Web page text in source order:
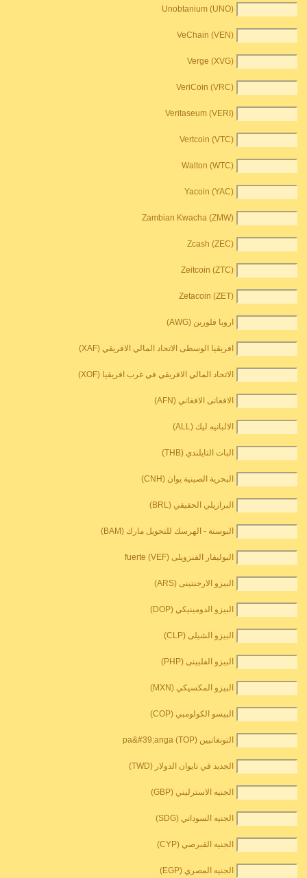
Unobtanium (UNO)
VeChain (VEN)
Verge (XVG)
VeriCoin (VRC)
Veritaseum (VERI)
Vertcoin (VTC)
Walton (WTC)
Yacoin (YAC)
Zambian Kwacha (ZMW)
Zcash (ZEC)
Zeitcoin (ZTC)
Zetacoin (ZET)
اروبا فلورين (AWG)
افريقيا الوسطى الاتحاد المالي الافريقي (XAF)
الاتحاد المالي الافريقي في غرب افريقيا (XOF)
الافغانى الافغاني (AFN)
الالبانيه ليك (ALL)
البات التايلندي (THB)
البحرية الصينية يوان (CNH)
البرازيلي الحقيقي (BRL)
البوسنة - الهرسك للتحويل مارك (BAM)
البوليفار الفنزويلى fuerte (VEF)
البيزو الارجنتينى (ARS)
البيزو الدومينيكي (DOP)
البيزو الشيلى (CLP)
البيزو الفلبينى (PHP)
البيزو المكسيكي (MXN)
البيسو الكولومبي (COP)
التونغانيين pa&#39;anga (TOP)
الجديد في تايوان الدولار (TWD)
الجنيه الاسترليني (GBP)
الجنيه السوداني (SDG)
الجنيه القبرصي (CYP)
الجنيه المصري (EGP)